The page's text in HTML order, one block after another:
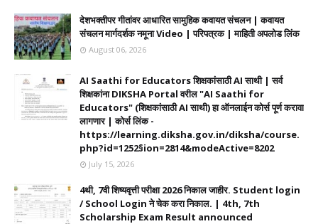
देशभक्तीपर गीतांवर आधारित सामुहिक कवायत संचलन | कवायत
संचलन मार्गदर्शक नमूना Video | परिपत्रक | माहिती अपलोड लिंक
August 06, 2026
AI Saathi for Educators शिक्षकांसाठी AI साथी | सर्व
शिक्षकांना DIKSHA Portal वरील "AI Saathi for
Educators" (शिक्षकांसाठी AI साथी) हा ऑनलाईन कोर्स पूर्ण करावा
लागणार | कोर्स लिंक -
https://learning.diksha.gov.in/diksha/course.
php?id=1252§ion=2814&modeActive=8202
July 15, 2026
4थी, 7वी शिष्यवृत्ती परीक्षा 2026 निकाल जाहीर. Student login
/ School Login ने चेक करा निकाल. | 4th, 7th
Scholarship Exam Result announced